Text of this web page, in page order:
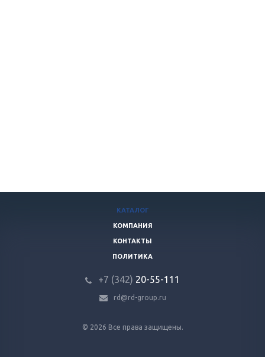
© 2026 Все права защищены.
КАТАЛОГ
КОМПАНИЯ
КОНТАКТЫ
ПОЛИТИКА
+7 (342) 20-55-111
rd@rd-group.ru